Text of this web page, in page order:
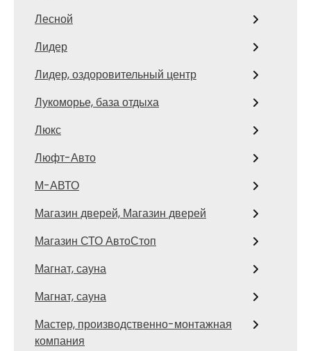
Лесной
Лидер
Лидер, оздоровительный центр
Лукоморье, база отдыха
Люкс
Люфт-Авто
М-АВТО
Магазин дверей, Магазин дверей
Магазин СТО АвтоСтоп
Магнат, сауна
Магнат, сауна
Мастер, производственно-монтажная
компания